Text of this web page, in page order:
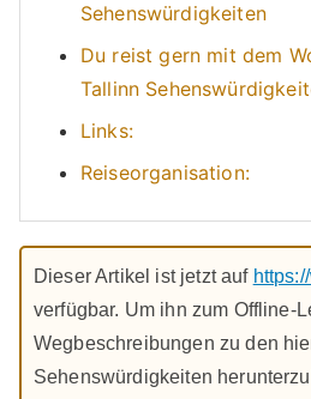
Sehenswürdigkeiten
Du reist gern mit dem
Tallinn
Links:
Reiseorganisation:
Dieser Artikel ist jetzt auf
verfügbar. Um ihn zum Offline-
Wegbeschreibungen zu den
Sehenswürdigkeiten